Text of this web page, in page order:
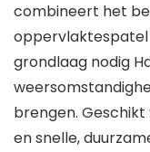
combineert het
oppervlaktespatel
grondlaag nodig
brengen.
en snelle,